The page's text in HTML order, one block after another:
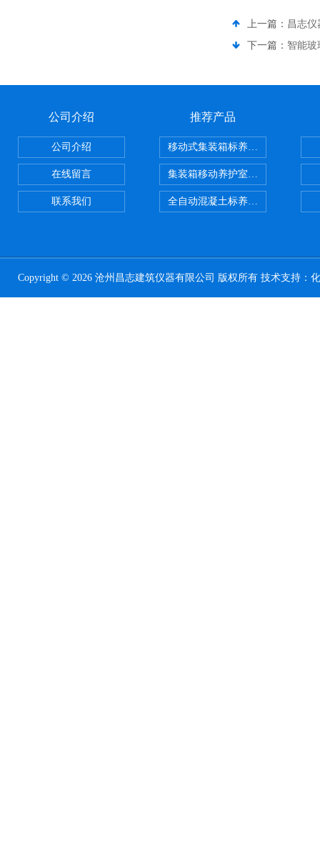
上一篇： 昌志仪
下一篇： 智能玻
公司介绍
公司介绍
在线留言
联系我们
推荐产品
移动式集装箱标养室 养护室设备
集装箱移动养护室 标养室
全自动混凝土标养室恒温恒湿设备
Copyright © 2026 沧州昌志建筑仪器有限公司 版权所有 技术支持：